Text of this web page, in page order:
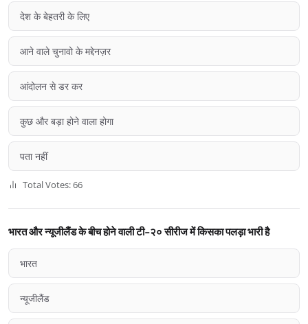
देश के बेहतरी के लिए
आने वाले चुनावो के मद्देनज़र
आंदोलन से डर कर
कुछ और बड़ा होने वाला होगा
पता नहीं
Total Votes: 66
भारत और न्यूजीलैंड के बीच होने वाली टी-२० सीरीज में किसका पलड़ा भारी है
भारत
न्यूजीलैंड